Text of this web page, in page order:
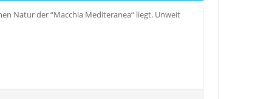
Natur der “Macchia Mediteranea“ liegt. Unweit